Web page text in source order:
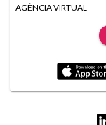
AGÊNCIA VIRTUAL